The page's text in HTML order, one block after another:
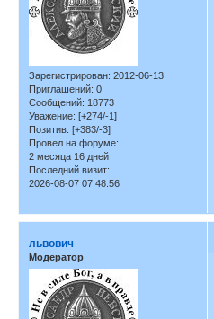
Зарегистрирован: 2012-06-13
Приглашений: 0
Сообщений: 18773
Уважение: [+274/-1]
Позитив: [+383/-3]
Провел на форуме:
2 месяца 16 дней
Последний визит:
2026-08-07 07:48:56
львович
Модератор